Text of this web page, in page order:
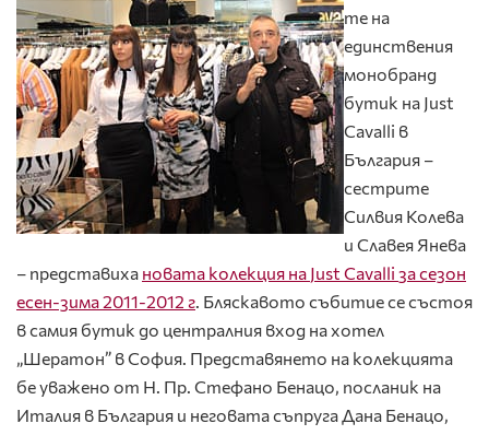
те на
единствения
монобранд
бутик на Just
Cavalli в
България –
сестрите
Силвия Колева
и Славея Янева
– представиха новата колекция на Just Cavalli за сезон
есен-зима2011-2012 г. Бляскавото събитие се състоя
в самия бутик до централния вход на хотел
„Шератон” в София. Представянето на колекцията
бе уважено от Н. Пр. Стефано Бенацо, посланик на
Италия в България и неговата съпруга Дана Бенацо,